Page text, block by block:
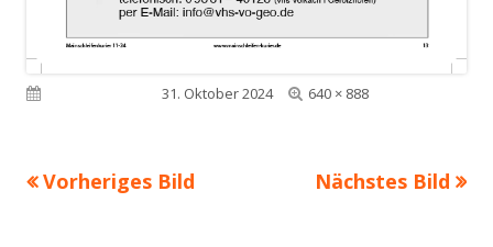
Veröffentlicht am31. Oktober 2024
Volle
640 × 888
Vorheriges Bild Nächstes Bild